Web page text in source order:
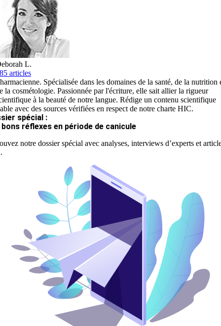
L.
articles
Spécialisée dans les domaines de la santé, de la nutrition
la cosmétologie. Passionnée par l'écriture, elle sait allier la rigueur
à la beauté de notre langue. Rédige un contenu scientifique
avec des sources vérifiées en respect de notre charte HIC.
spécial :
bons réflexes en période de canicule
notre dossier spécial avec analyses, interviews d’experts et